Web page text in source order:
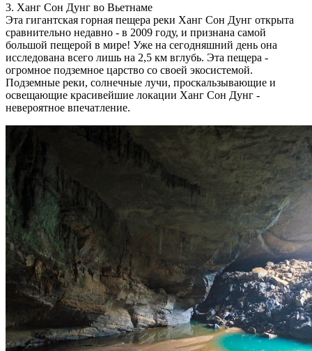
3. Ханг Сон Дунг во Вьетнаме
Эта гигантская горная пещера реки Ханг Сон Дунг открыта
сравнительно недавно - в 2009 году, и признана самой
большой пещерой в мире! Уже на сегодняшний день она
исследована всего лишь на 2,5 км вглубь. Эта пещера -
огромное подземное царство со своей экосистемой.
Подземные реки, солнечные лучи, проскальзывающие и
освещающие красивейшие локации Ханг Сон Дунг -
невероятное впечатление.